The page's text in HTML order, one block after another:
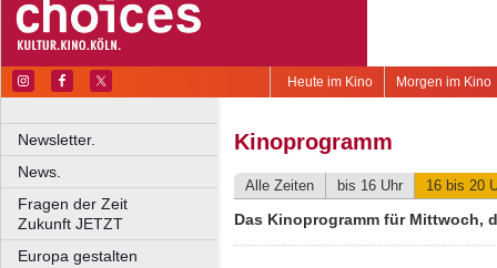
Morgen im Kino
Heute im Kino
Newsletter.
News.
Fragen der Zeit
Zukunft JETZT
Europa gestalten
Kinoprogramm
Alle Zeiten bis 16 Uhr 16 bis 20
Das Kinoprogramm für Mittwoch,